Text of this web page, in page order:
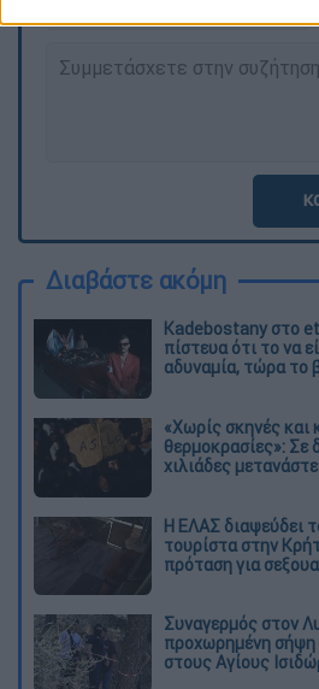
Διαβάστε ακόμη
Kadebostany στο
πίστευα ότι το να
αδυναμία, τώρα το
«Χωρίς σκηνές και
θερμοκρασίες»: Σε
χιλιάδες
Η ΕΛΑΣ διαψεύδει
τουρίστα στην
πρόταση για
Συναγερμός στον
προχωρημένη σήψη
στους Αγίους